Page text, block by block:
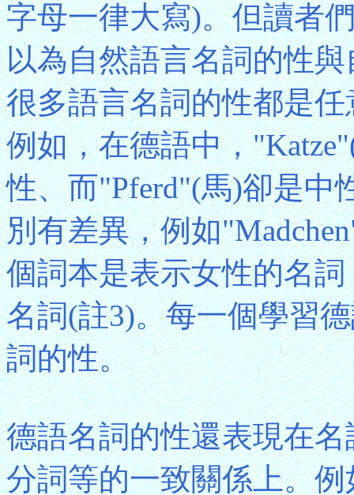
字母一律大寫)。但讀者
以為自然語言名詞的性
很多語言名詞的性都是
例如，在德語中，
性、而"Pferd"(馬)卻是中
別有差異，例如
個詞本是表示女性的名
名詞(註3)。每一個學習
詞的性。
德語名詞的性還表現在
分詞等的一致關係上。